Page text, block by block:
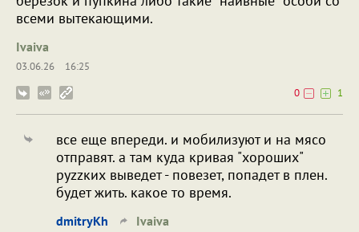
всеми вытекающими.
Ivaiva
03.06.26
16:25
0
1
все еще впереди. и мобилизуют и на мясо
отправят. а там куда кривая "хороших"
руzzких выведет - повезет, попадет в плен.
будет жить. какое то время.
dmitryKh Ivaiva